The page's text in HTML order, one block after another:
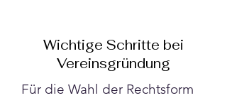
Wichtige Schritte bei
Vereinsgründung
Für die Wahl der Rechtsform